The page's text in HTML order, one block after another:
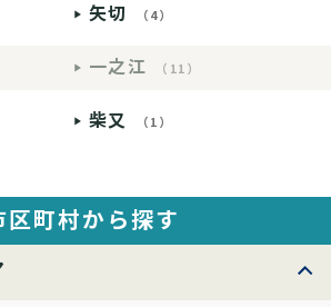
矢切 （4）
一之江 （11）
柴又 （1）
区町村から探す